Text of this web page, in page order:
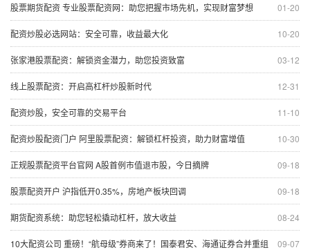
01-20
股票期货配资 专业股票配资网：助您把握市场先机，实现财富梦想
10-20
配资炒股必选网站：安全可靠，收益最大化
03-12
张家港股票配资：解锁资金潜力，助您投资致富
12-31
线上股票配资：开启高杠杆炒股新时代
11-10
配资炒股，安全可靠的交易平台
10-30
配资炒股配资门户 阿里股票配资：解锁杠杆投资，助力财富增值
09-18
正规股票配资平台官网 A股首例市值退市股，今日摘牌
09-18
股票配资开户 沪指低开0.35%，房地产板块回调
08-24
期货配资系统：助您轻松撬动杠杆，放大收益
09-07
10大配资公司 重磅！“航母级”券商来了！国泰君安、海通证券合并重组